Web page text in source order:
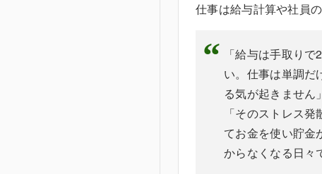
仕事は給与計算や社員
「給与は手取り
い。仕事は単調だ
る気が起きません」
「そのストレス
てお金を使い貯
からなくなる日々